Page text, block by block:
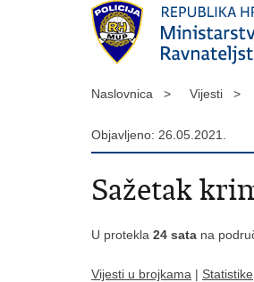
Naslovnica > Vijesti >
Objavljeno: 26.05.2021.
Sažetak
U protekla 24 sata na
Vijesti u brojkama | Statistike